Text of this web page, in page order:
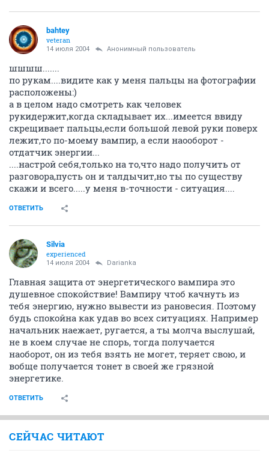
bahtey
veteran
14 июля 2004 Анонимный пользователь
шшшш.......
по рукам....видите как у меня пальцы на фотографии
расположены:)
а в целом надо смотреть как человек
рукидержит,когда складывает их...имеется ввиду
скрещивает пальцы,если большой левой руки поверх
лежит,то по-моему вампир, а если наооборот -
отдатчик энергии...
....настрой себя,только на то,что надо получить от
разговора,пусть он и талдычит,но ты по существу
скажи и всего.....у меня в-точности - ситуация....
ОТВЕТИТЬ
Silvia
experienced
14 июля 2004 Darianka
Главная защита от энергетического вампира это
душевное спокойствие! Вампиру чтоб качнуть из
тебя энергию, нужно вывести из рановесия. Поэтому
будь спокойна как удав во всех ситуациях. Например
начальник наежает, ругается, а ты молча выслушай,
не в коем случае не спорь, тогда получается
наоборот, он из тебя взять не могет, теряет свою, и
вобще получается тонет в своей же грязной
энергетике.
ОТВЕТИТЬ
СЕЙЧАС ЧИТАЮТ